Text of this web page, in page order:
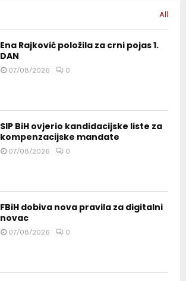
All
Ena Rajković položila za crni pojas 1.
DAN
07/08/2026 0
SIP BiH ovjerio kandidacijske liste za
kompenzacijske mandate
07/08/2026 0
FBiH dobiva nova pravila za digitalni
novac
07/08/2026 0